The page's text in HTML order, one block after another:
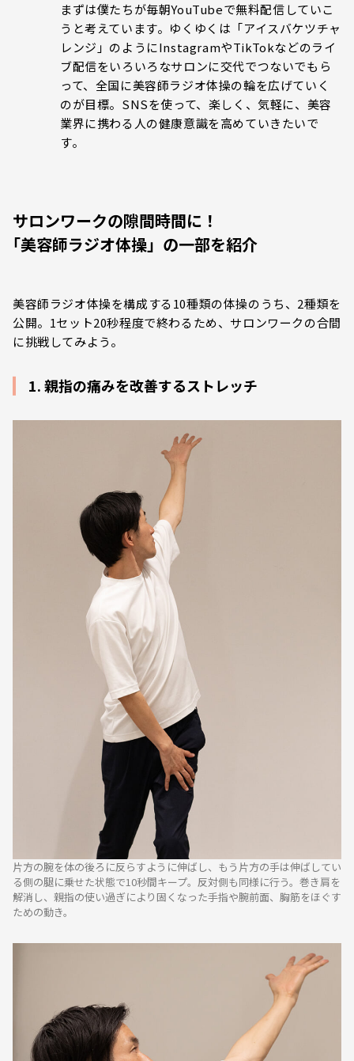
まずは僕たちが毎朝YouTubeで無料配信していこ
うと考えています。ゆくゆくは「アイスバケツチャ
レンジ」のようにInstagramやTikTokなどのライ
ブ配信をいろいろなサロンに交代でつないでもら
って、全国に美容師ラジオ体操の輪を広げていく
のが目標。SNSを使って、楽しく、気軽に、美容
業界に携わる人の健康意識を高めていきたいで
す。
サロンワークの隙間時間に！
｢美容師ラジオ体操」の一部を紹介
美容師ラジオ体操を構成する10種類の体操のうち、2種類を
公開。1セット20秒程度で終わるため、サロンワークの合間
に挑戦してみよう。
1. 親指の痛みを改善するストレッチ
片方の腕を体の後ろに反らすように伸ばし、もう片方の手は伸ばしてい
る側の腿に乗せた状態で10秒間キープ。反対側も同様に行う。巻き肩を
解消し、親指の使い過ぎにより固くなった手指や腕前面、胸筋をほぐす
ための動き。